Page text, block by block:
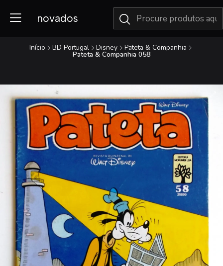
novados
Início BD Portugal Disney Pateta & Companhia
Pateta & Companhia 058